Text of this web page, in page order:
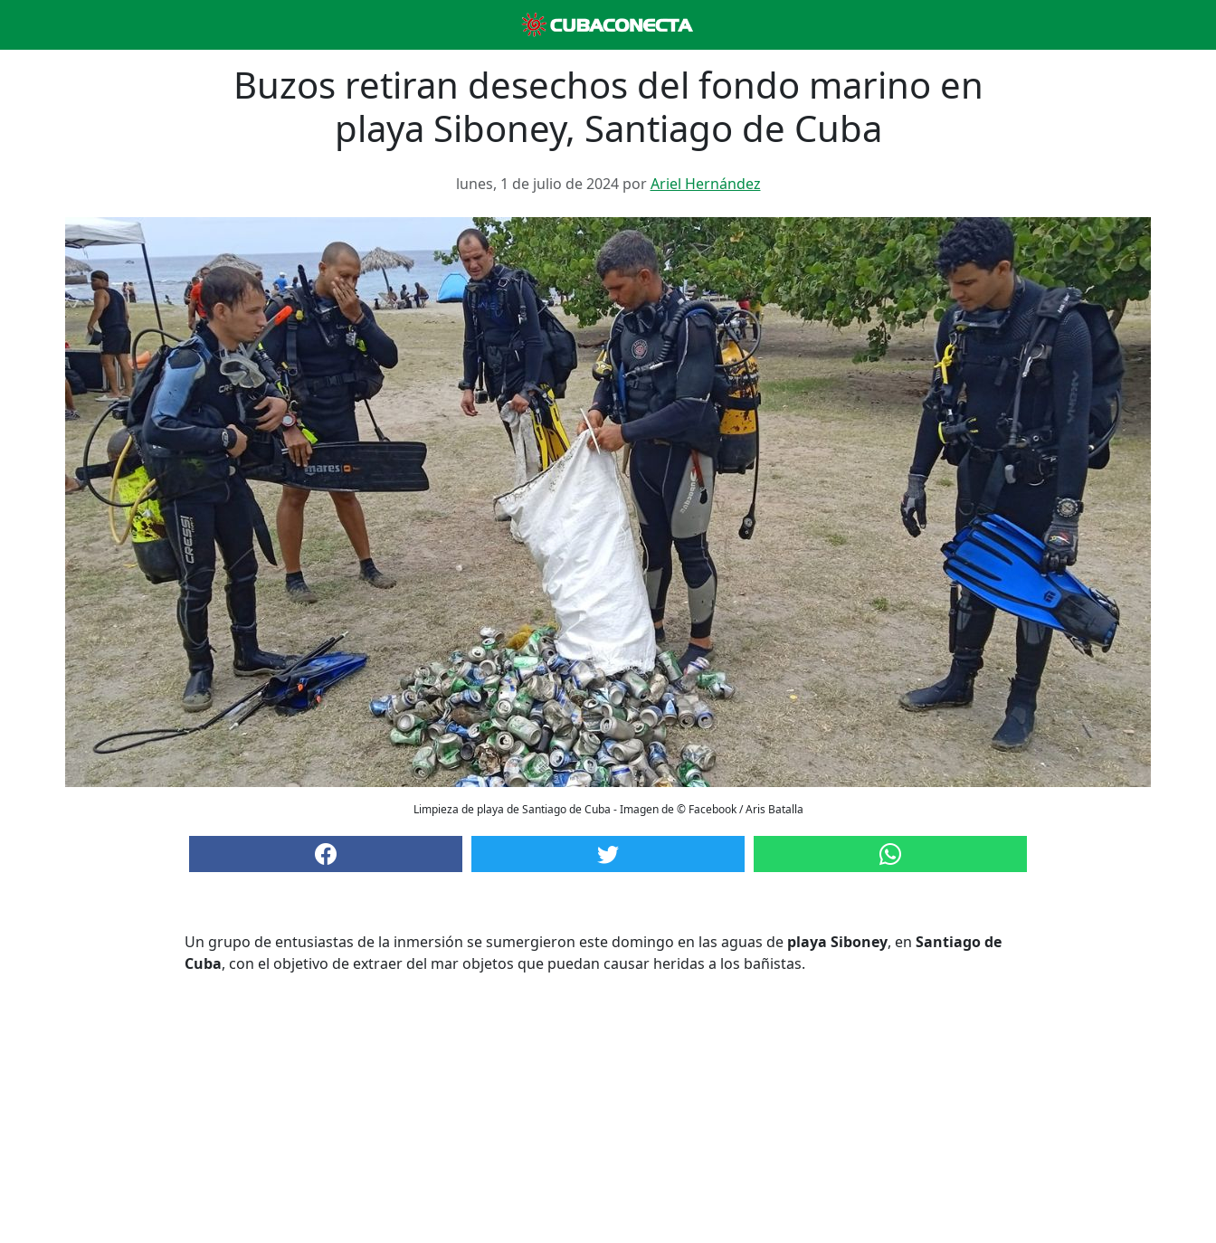
Buzos retiran desechos del fondo marino en
playa Siboney, Santiago de Cuba
lunes, 1 de julio de 2024 porAriel Hernández
Limpieza de playa de Santiago de Cuba - Imagen de © Facebook / Aris Batalla
Un grupo de entusiastas de la inmersión se sumergieron este domingo en las aguas de playa Siboney, en Santiago de
Cuba, con el objetivo de extraer del mar objetos que puedan causar heridas a los bañistas.